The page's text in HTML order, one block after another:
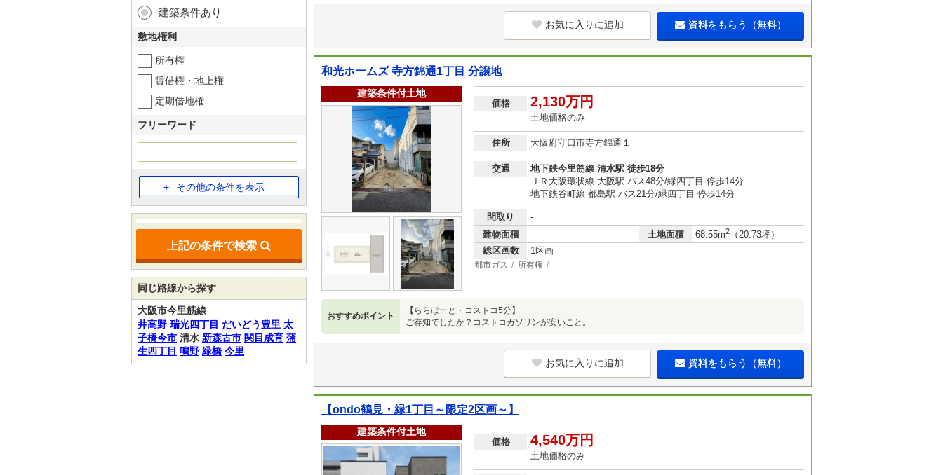
お気に入りに追加 資料をもらう（無料）
和光ホームズ 寺方錦通1丁目 分譲地
建築条件付土地
価格 2,130万円
土地価格のみ
住所 大阪府守口市寺方錦通１
交通
地下鉄今里筋線 清水駅 徒歩18分
ＪＲ大阪環状線 大阪駅 バス48分/緑四丁目 停歩14分
地下鉄谷町線 都島駅 バス21分/緑四丁目 停歩14分
間取り
-
建物面積
- 土地面積 68.55m2
（20.73坪）
総区画数
1区画
都市ガス 所有権
おすすめポイント
【ららぽーと・コストコ5分】
ご存知でしたか？コストコガソリンが安いこと。
お気に入りに追加 資料をもらう（無料）
【ondo鶴見・緑1丁目～限定2区画～】
建築条件付土地
価格 4,540万円
土地価格のみ
建築条件あり
敷地権利
所有権
賃借権・地上権
定期借地権
フリーワード
その他の条件を表示
上記の条件で検索
同じ路線から探す
大阪市今里筋線
井高野 瑞光四丁目 だいどう豊里 太
子橋今市 清水 新森古市 関目成育 蒲
生四丁目 鴫野 緑橋 今里